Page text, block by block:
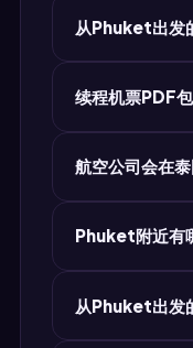
（PNR）的正规
司和边检官员均
票。
从Phuket出发
成。输入距离
日期和乘客姓名
册，无需信用卡。
续程机票PDF
近Bangkok
日期、航空公司
（PNR）、舱
求的所有字段均
航空公司会在
会在值机时检查
绝入境，航空公
Phuket附近有
Bangkok Don
MyJet24生成续
从Phuket出发